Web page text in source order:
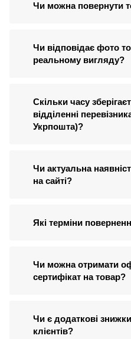
Чи можна повернути
Чи відповідає фото
реальному вигляду?
Скільки часу
відділенні
Укрпошта)?
Чи актуальна
на сайті?
Які терміни
Чи можна отримати
сертифікат на товар?
Чи є додаткові
клієнтів?